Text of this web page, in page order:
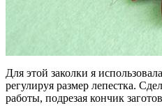
Для этой заколки я
регулируя размер лепестка.
работы, подрезая кончик